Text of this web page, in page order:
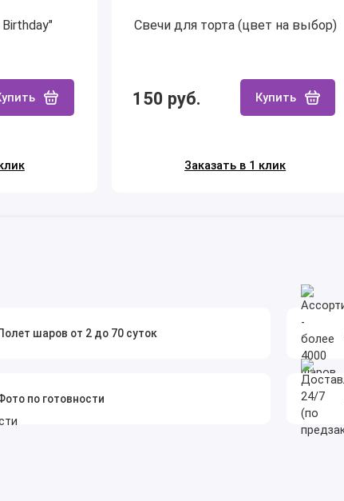
Свечи для торта (цвет на выбор)
150 руб. Купить
Заказать в 1 клик
шаров от 2 до 70 суток
по готовности